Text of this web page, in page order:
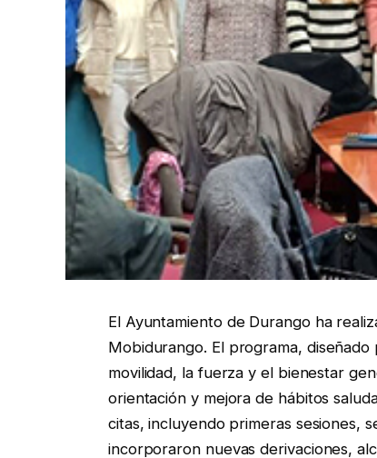
El Ayuntamiento de Durango ha
Mobidurango. El programa,
movilidad, la fuerza y el bienestar
orientación y mejora de hábitos
citas, incluyendo primeras sesiones,
incorporaron nuevas derivaciones,